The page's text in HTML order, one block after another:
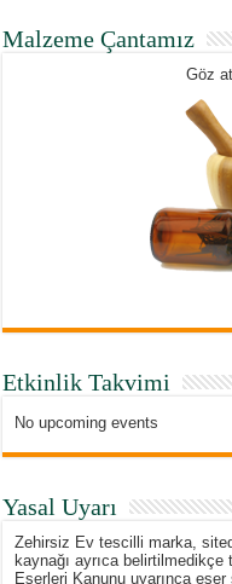
Malzeme Çantamız
Göz
Etkinlik Takvimi
No upcoming events
Yasal Uyarı
Zehirsiz Ev tescilli marka,
kaynağı ayrıca
Eserleri Kanunu uyarınca